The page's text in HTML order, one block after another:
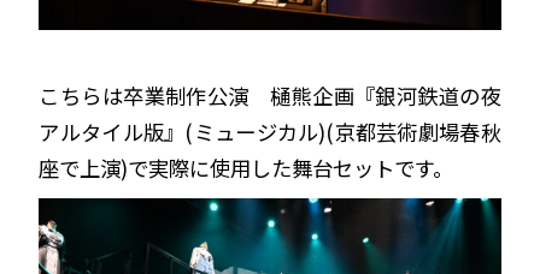
こちらは卒業制作公演 樋熊企画『銀河鉄道の夜
アルタイル版』(ミュージカル)(京都芸術劇場春秋
座で上演)で実際に使用した舞台セットです。